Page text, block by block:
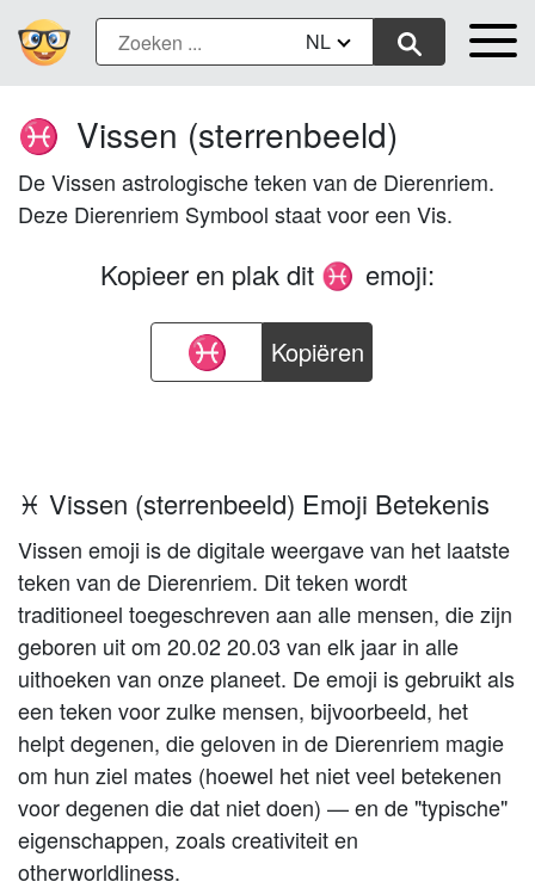
NL
♓ Vissen (sterrenbeeld)
De Vissen astrologische teken van de Dierenriem.
Deze Dierenriem Symbool staat voor een Vis.
Kopieer en plak dit ♓ emoji:
Kopiëren
♓ Vissen (sterrenbeeld) Emoji Betekenis
Vissen emoji is de digitale weergave van het laatste
teken van de Dierenriem. Dit teken wordt
traditioneel toegeschreven aan alle mensen, die zijn
geboren uit om 20.02 20.03 van elk jaar in alle
uithoeken van onze planeet. De emoji is gebruikt als
een teken voor zulke mensen, bijvoorbeeld, het
helpt degenen, die geloven in de Dierenriem magie
om hun ziel mates (hoewel het niet veel betekenen
voor degenen die dat niet doen) — en de "typische"
eigenschappen, zoals creativiteit en
otherworldliness.